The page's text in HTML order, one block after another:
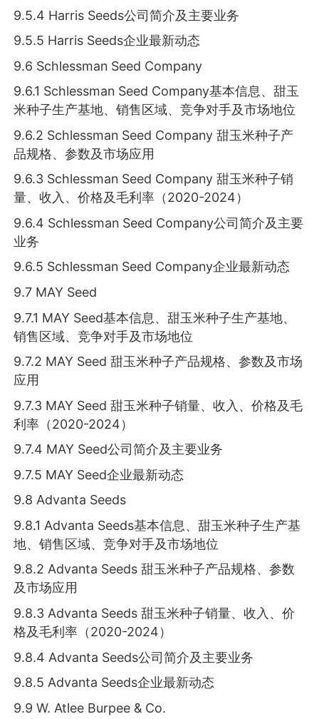
9.5.4 Harris Seeds公司简介及主要业务
9.5.5 Harris Seeds企业最新动态
9.6 Schlessman Seed Company
9.6.1 Schlessman Seed Company基本信息、甜玉
米种子生产基地、销售区域、竞争对手及市场地位
9.6.2 Schlessman Seed Company 甜玉米种子产
品规格、参数及市场应用
9.6.3 Schlessman Seed Company 甜玉米种子销
量、收入、价格及毛利率（2020-2024）
9.6.4 Schlessman Seed Company公司简介及主要
业务
9.6.5 Schlessman Seed Company企业最新动态
9.7 MAY Seed
9.7.1 MAY Seed基本信息、甜玉米种子生产基地、
销售区域、竞争对手及市场地位
9.7.2 MAY Seed 甜玉米种子产品规格、参数及市场
应用
9.7.3 MAY Seed 甜玉米种子销量、收入、价格及毛
利率（2020-2024）
9.7.4 MAY Seed公司简介及主要业务
9.7.5 MAY Seed企业最新动态
9.8 Advanta Seeds
9.8.1 Advanta Seeds基本信息、甜玉米种子生产基
地、销售区域、竞争对手及市场地位
9.8.2 Advanta Seeds 甜玉米种子产品规格、参数
及市场应用
9.8.3 Advanta Seeds 甜玉米种子销量、收入、价
格及毛利率（2020-2024）
9.8.4 Advanta Seeds公司简介及主要业务
9.8.5 Advanta Seeds企业最新动态
9.9 W. Atlee Burpee & Co.